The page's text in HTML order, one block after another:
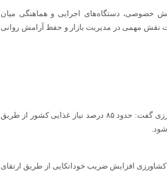
بخش خصوصی، دستگاه‌های اجرایی و هماهنگی میان
نقش مهمی در مدیریت بازار و حفظ آرامش روانی
وزیر جهاد کشاورزی با اشاره به توانمندی‌های داخلی کشور در تولید محصولات کشاورزی گفت: حدود ۸۵ درصد نیاز غذایی کشور از طریق
افزایش ضریب خوداتکایی از طریق ارتقای